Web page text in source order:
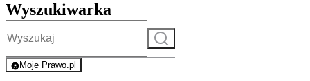
Wyszukiwarka
Szukaj
Moje Prawo.pl
- rejestracja i logowanie do serwisu